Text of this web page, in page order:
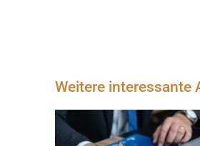
Weitere interessante